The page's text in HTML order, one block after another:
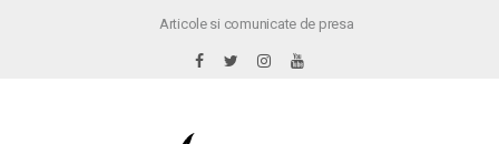
Articole si comunicate de presa